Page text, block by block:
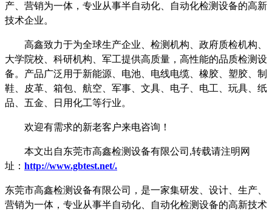
产、营销为一体，专业从事半自动化、自动化检测设备的高新
技术企业。
高鑫致力于为全球生产企业、检测机构、政府质检机构、
大学院校、科研机构、军工提供高质量，高性能的品质检测设
备。产品广泛用于新能源、电池、电线电缆、橡胶、塑胶、制
鞋、皮革、箱包、航空、军事、文具、电子、电工、玩具、纸
品、五金、日用化工等行业。
欢迎有需求的新老客户来电咨询！
本文出自东莞市高鑫检测设备有限公司,转载请注明网
址： http://www.gbtest.net/.
东莞市高鑫检测设备有限公司，是一家集研发、设计、生产、
营销为一体，专业从事半自动化、自动化检测设备的高新技术